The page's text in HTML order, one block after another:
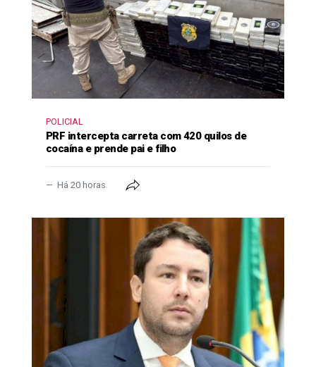
POLICIAL
PRF intercepta carreta com 420 quilos de
cocaína e prende pai e filho
Há 20 horas